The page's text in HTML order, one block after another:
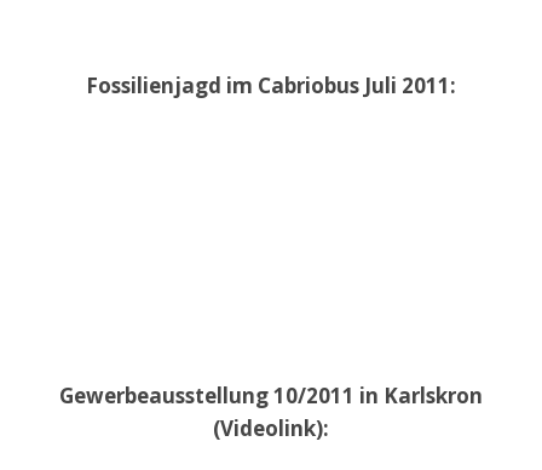
Fossilienjagd im Cabriobus Juli 2011:
Gewerbeausstellung 10/2011 in Karlskron
(Videolink):